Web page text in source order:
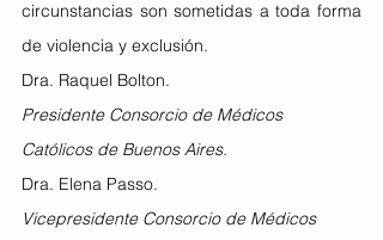
circunstancias son sometidas a toda forma
de violencia y exclusión.
Dra. Raquel Bolton.
Presidente Consorcio de Médicos
Católicos de Buenos Aires.
Dra. Elena Passo.
Vicepresidente Consorcio de Médicos